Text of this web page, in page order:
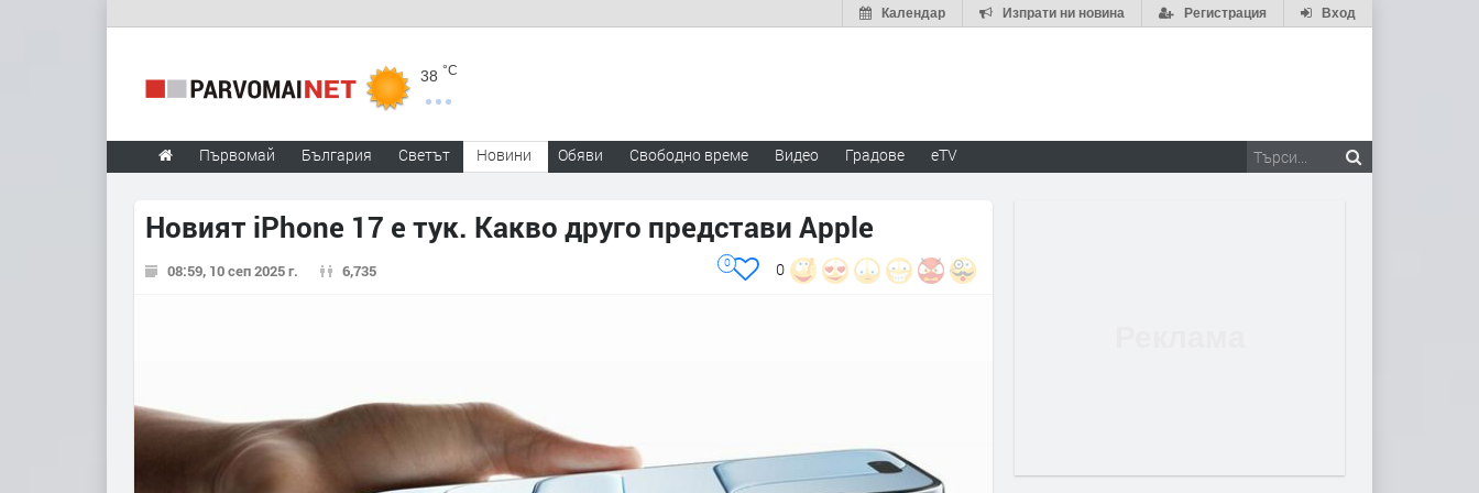
Вход
Регистрация
Изпрати ни новина
Календар
38 °C
Първомай България Светът Новини Обяви Свободно време Видео Градове eTV
Новият iPhone 17 е тук. Какво друго представи Apple
08:59, 10 сеп 2025 г. 6,735 0
0